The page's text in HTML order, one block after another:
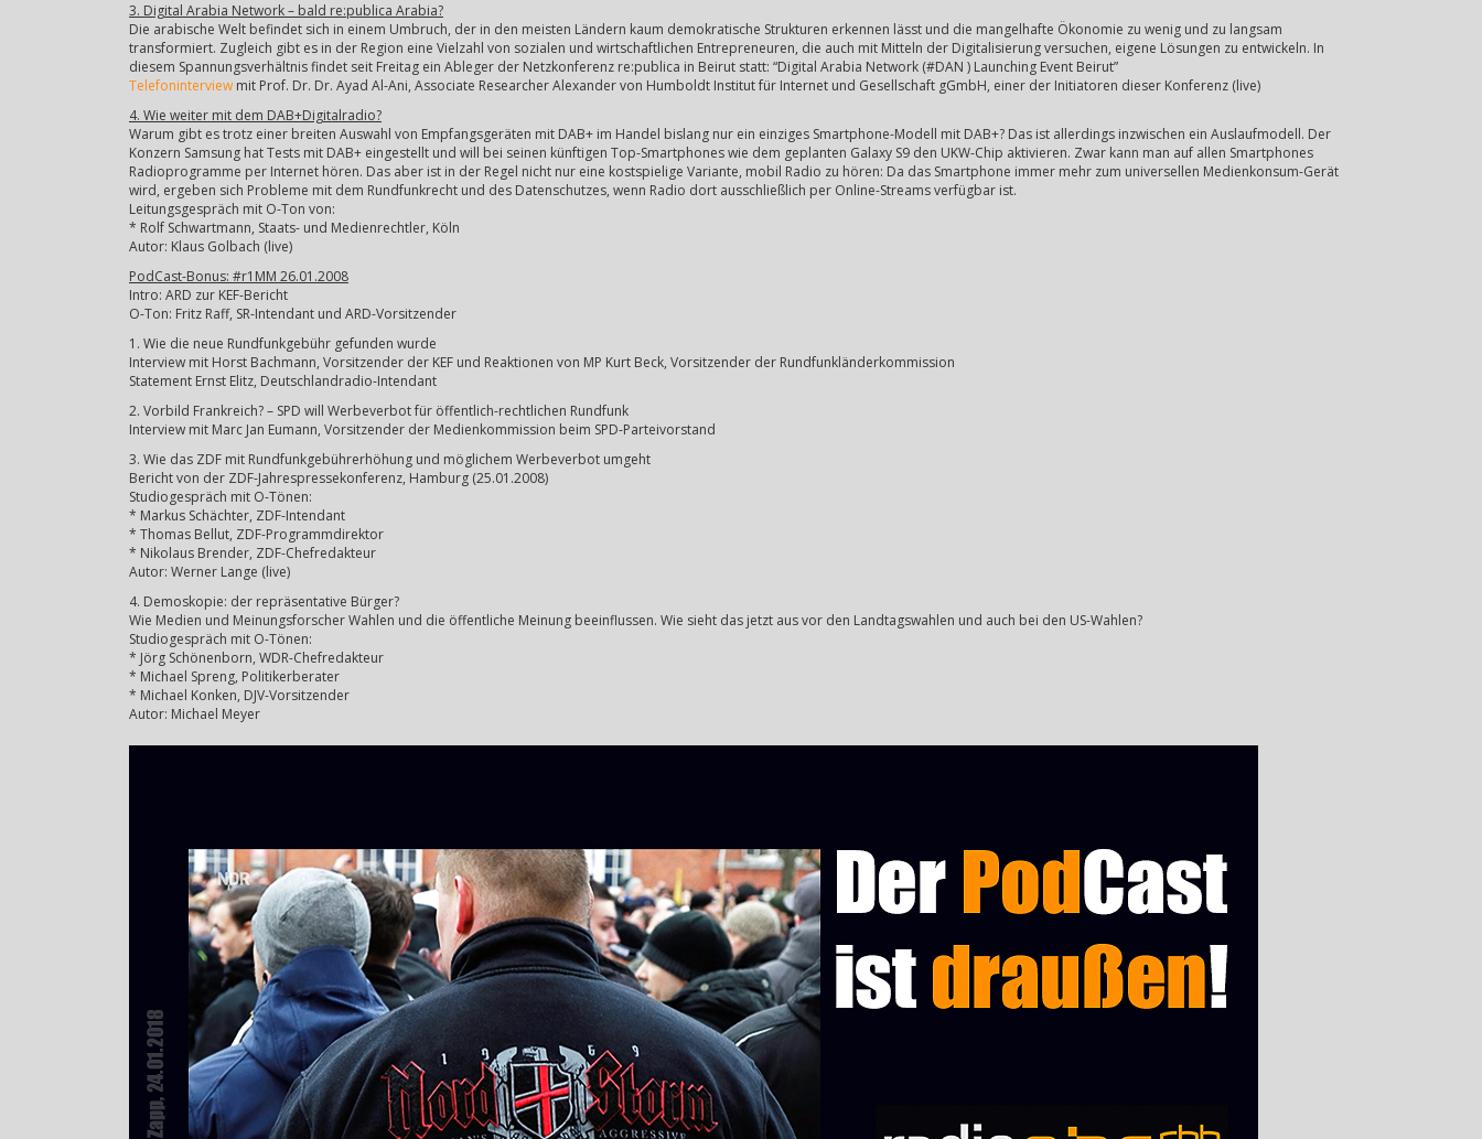
3. Digital Arabia Network – bald re:publica Arabia?
Die arabische Welt befindet sich in einem Umbruch, der in den meisten Ländern kaum demokratische Strukturen erkennen lässt und die mangelhafte Ökonomie zu wenig und zu langsam
transformiert. Zugleich gibt es in der Region eine Vielzahl von sozialen und wirtschaftlichen Entrepreneuren, die auch mit Mitteln der Digitalisierung versuchen, eigene Lösungen zu entwickeln. In
diesem Spannungsverhältnis findet seit Freitag ein Ableger der Netzkonferenz re:publica in Beirut statt: “Digital Arabia Network (#DAN ) Launching Event Beirut”
Telefoninterview mit Prof. Dr. Dr. Ayad Al-Ani, Associate Researcher Alexander von Humboldt Institut für Internet und Gesellschaft gGmbH, einer der Initiatoren dieser Konferenz (live)
4. Wie weiter mit dem DAB+Digitalradio?
Warum gibt es trotz einer breiten Auswahl von Empfangsgeräten mit DAB+ im Handel bislang nur ein einziges Smartphone-Modell mit DAB+? Das ist allerdings inzwischen ein Auslaufmodell. Der
Konzern Samsung hat Tests mit DAB+ eingestellt und will bei seinen künftigen Top-Smartphones wie dem geplanten Galaxy S9 den UKW-Chip aktivieren. Zwar kann man auf allen Smartphones
Radioprogramme per Internet hören. Das aber ist in der Regel nicht nur eine kostspielige Variante, mobil Radio zu hören: Da das Smartphone immer mehr zum universellen Medienkonsum-Gerät
wird, ergeben sich Probleme mit dem Rundfunkrecht und des Datenschutzes, wenn Radio dort ausschließlich per Online-Streams verfügbar ist.
Leitungsgespräch mit O-Ton von:
* Rolf Schwartmann, Staats- und Medienrechtler, Köln
Autor: Klaus Golbach (live)
PodCast-Bonus: #r1MM 26.01.2008
Intro: ARD zur KEF-Bericht
O-Ton: Fritz Raff, SR-Intendant und ARD-Vorsitzender
1. Wie die neue Rundfunkgebühr gefunden wurde
Interview mit Horst Bachmann, Vorsitzender der KEF und Reaktionen von MP Kurt Beck, Vorsitzender der Rundfunkländerkommission
Statement Ernst Elitz, Deutschlandradio-Intendant
2. Vorbild Frankreich? – SPD will Werbeverbot für öffentlich-rechtlichen Rundfunk
Interview mit Marc Jan Eumann, Vorsitzender der Medienkommission beim SPD-Parteivorstand
3. Wie das ZDF mit Rundfunkgebührerhöhung und möglichem Werbeverbot umgeht
Bericht von der ZDF-Jahrespressekonferenz, Hamburg (25.01.2008)
Studiogespräch mit O-Tönen:
* Markus Schächter, ZDF-Intendant
* Thomas Bellut, ZDF-Programmdirektor
* Nikolaus Brender, ZDF-Chefredakteur
Autor: Werner Lange (live)
4. Demoskopie: der repräsentative Bürger?
Wie Medien und Meinungsforscher Wahlen und die öffentliche Meinung beeinflussen. Wie sieht das jetzt aus vor den Landtagswahlen und auch bei den US-Wahlen?
Studiogespräch mit O-Tönen:
* Jörg Schönenborn, WDR-Chefredakteur
* Michael Spreng, Politikerberater
* Michael Konken, DJV-Vorsitzender
Autor: Michael Meyer